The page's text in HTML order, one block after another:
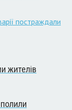
постраждали
жителів